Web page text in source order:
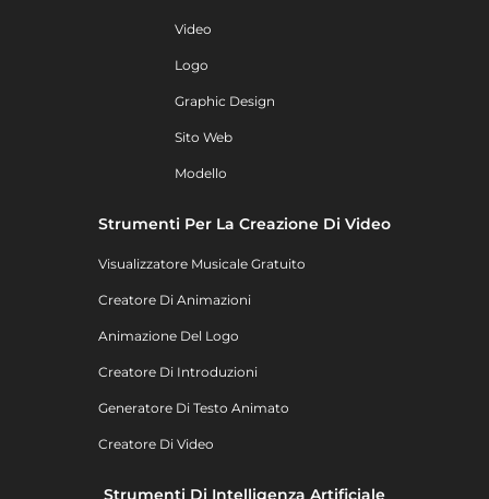
Video
Logo
Graphic Design
Sito Web
Modello
Strumenti Per La Creazione Di Video
Visualizzatore Musicale Gratuito
Creatore Di Animazioni
Animazione Del Logo
Creatore Di Introduzioni
Generatore Di Testo Animato
Creatore Di Video
Strumenti Di Intelligenza Artificiale